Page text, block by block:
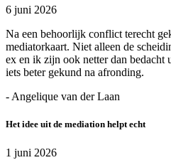
6 juni 2026
Na een behoorlijk conflict terecht
mediatorkaart. Niet alleen de
ex en ik zijn ook netter dan bedacht
iets beter gekund na afronding.
- Angelique van der Laan
Het idee uit de mediation helpt echt
1 juni 2026